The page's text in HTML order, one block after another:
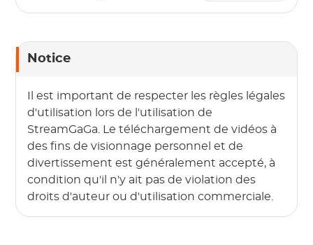
Notice
Il est important de respecter les règles légales
d'utilisation lors de l'utilisation de
StreamGaGa. Le téléchargement de vidéos à
des fins de visionnage personnel et de
divertissement est généralement accepté, à
condition qu'il n'y ait pas de violation des
droits d'auteur ou d'utilisation commerciale.